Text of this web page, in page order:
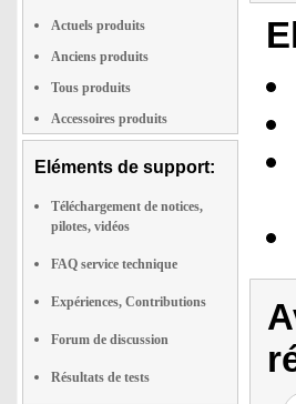
Actuels produits
Anciens produits
Tous produits
Accessoires produits
Eléments de support:
Téléchargement de notices,
pilotes, vidéos
FAQ service technique
Expériences, Contributions
Forum de discussion
Résultats de tests